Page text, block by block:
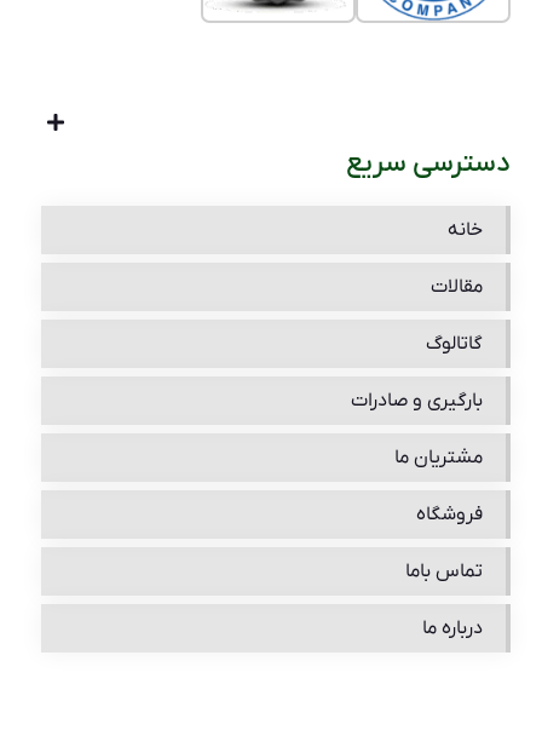
دسترسی سریع
خانه
مقالات
گاتالوگ
بارگیری و صادرات
مشتریان ما
فروشگاه
تماس باما
درباره ما